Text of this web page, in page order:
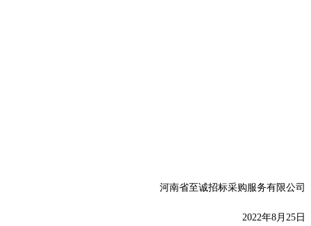
河南省至诚招标采购服务有限公司
2022年8月25日